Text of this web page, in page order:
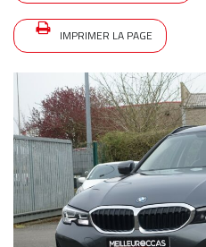
IMPRIMER LA PAGE